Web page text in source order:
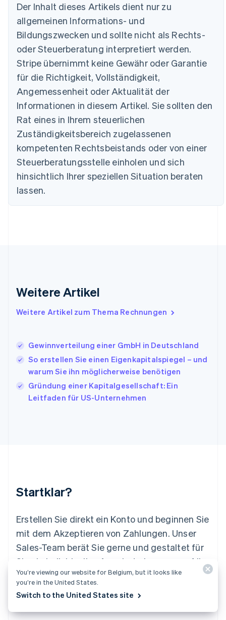
Der Inhalt dieses Artikels dient nur zu
allgemeinen Informations- und
Bildungszwecken und sollte nicht als Rechts-
oder Steuerberatung interpretiert werden.
Stripe übernimmt keine Gewähr oder Garantie
für die Richtigkeit, Vollständigkeit,
Angemessenheit oder Aktualität der
Informationen in diesem Artikel. Sie sollten den
Rat eines in Ihrem steuerlichen
Zuständigkeitsbereich zugelassenen
kompetenten Rechtsbeistands oder von einer
Steuerberatungsstelle einholen und sich
hinsichtlich Ihrer speziellen Situation beraten
lassen.
Weitere Artikel
Weitere Artikel zum Thema Rechnungen
Gewinnverteilung einer GmbH in Deutschland
So erstellen Sie einen Eigenkapitalspiegel – und
warum Sie ihn möglicherweise benötigen
Gründung einer Kapitalgesellschaft: Ein
Leitfaden für US-Unternehmen
Startklar?
Erstellen Sie direkt ein Konto und beginnen Sie
mit dem Akzeptieren von Zahlungen. Unser
Sales-Team berät Sie gerne und gestaltet für
Sie ein individuelles Angebot, das ganz auf Ihr
Unternehmen abgestimmt ist.
Australien
English
Belgien
Brasilien
PortuguêsEnglish
Bulgarien
English
Dänemark
English
DeutschEnglish
Estland
English
Festlandchina
简体中文English
Finnland
Frankreich
FrançaisEnglish
English
Italien
Italiano English
EnglishFrançais
Kroatien
EnglishItaliano
English
Liechtenstein
English
Español English
Neuseeland
English
Niederlande
English
Österreich
Deutsch English
English
You’re viewing our website for Belgium, but it looks like
you’re in the United States.
Switch to the United States site